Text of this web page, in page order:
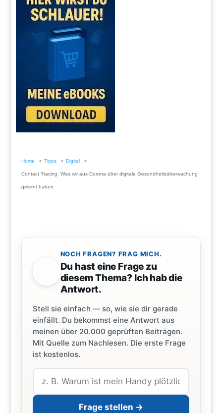
Home Tipps Digital
Contact Tracing: Was wir aus Corona über digitale Gesundheitsüberwachung
gelernt haben
NOCH FRAGEN? FRAG MICH.
Du hast eine Frage zu
diesem Thema? Ich hab die
Antwort.
Stell sie einfach — so, wie sie dir gerade
einfällt. Du bekommst eine Antwort aus
meinen über 20.000 geprüften Beiträgen.
Mit Quelle zum Nachlesen. Die erste Frage
ist kostenlos.
Frage stellen →